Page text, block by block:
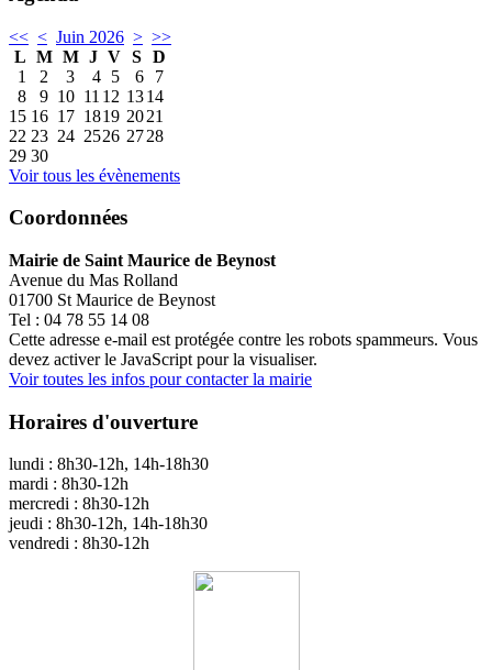
<< < Juin 2026 > >>
L M M J V S D
1
2 3 4 5 6
7
8
9 10 11 12 1314
15 16 17 1819 2021
22 23 24 2526 2728
29 30
Voir tous les évènements
Coordonnées
Mairie de Saint Maurice de Beynost
Avenue du Mas Rolland
01700 St Maurice de Beynost
Tel : 04 78 55 14 08
Cette adresse e-mail est protégée contre les robots spammeurs. Vous
devez activer le JavaScript pour la visualiser.
Voir toutes les infos pour contacter la mairie
Horaires d'ouverture
lundi : 8h30-12h, 14h-18h30
mardi : 8h30-12h
mercredi : 8h30-12h
jeudi : 8h30-12h, 14h-18h30
vendredi : 8h30-12h